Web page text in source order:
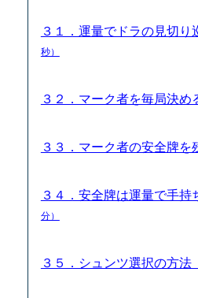
３１．運量でドラの見切
秒）
３２．マーク者を毎局決
３３．マーク者の安全牌
３４．安全牌は運量で手
分）
３５．シュンツ選択の方法